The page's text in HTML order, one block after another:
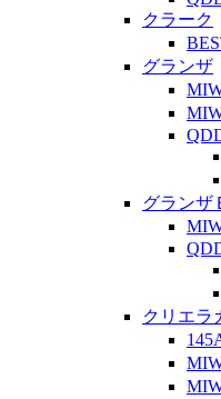
クラーク
グランザ
グランザ
クリエラ